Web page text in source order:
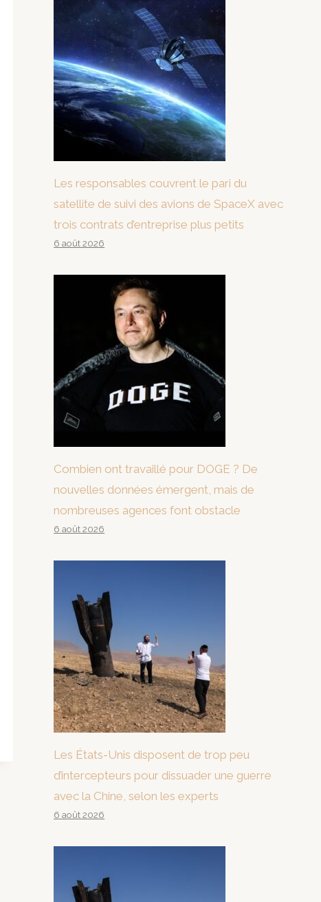
Les responsables couvrent le pari du
satellite de suivi des avions de SpaceX avec
trois contrats d’entreprise plus petits
6 août 2026
Combien ont travaillé pour DOGE ? De
nouvelles données émergent, mais de
nombreuses agences font obstacle
6 août 2026
Les États-Unis disposent de trop peu
d’intercepteurs pour dissuader une guerre
avec la Chine, selon les experts
6 août 2026